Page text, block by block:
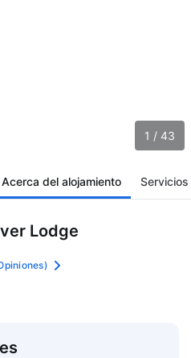
1 / 43
Acerca del alojamiento Servicios
Lodge